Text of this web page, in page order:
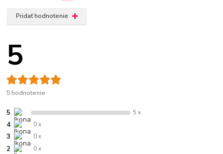
Pridať hodnotenie
5
5 hodnotenie
5 5 x
4 0 x
3 0 x
2 0 x